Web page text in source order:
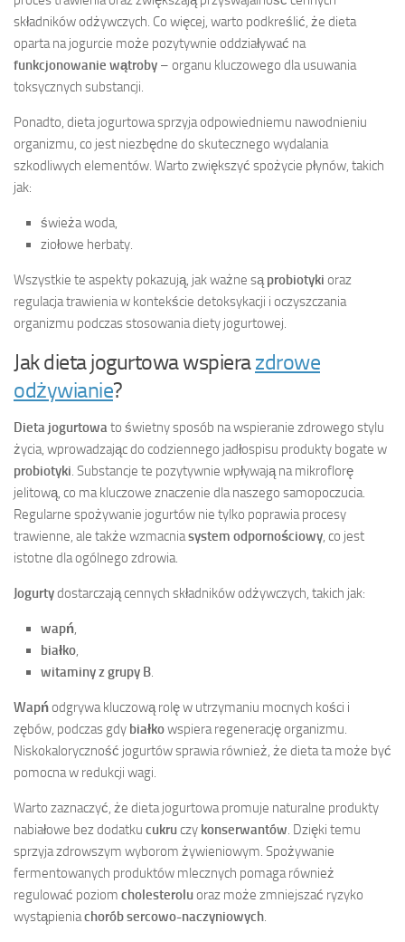
składników odżywczych. Co więcej, warto podkreślić, że dieta
oparta na jogurcie może pozytywnie oddziaływać na
funkcjonowanie wątroby – organu kluczowego dla usuwania
toksycznych substancji.
Ponadto, dieta jogurtowa sprzyja odpowiedniemu nawodnieniu
organizmu, co jest niezbędne do skutecznego wydalania
szkodliwych elementów. Warto zwiększyć spożycie płynów, takich
jak:
świeża woda,
ziołowe herbaty.
Wszystkie te aspekty pokazują, jak ważne są probiotyki oraz
regulacja trawienia w kontekście detoksykacji i oczyszczania
organizmu podczas stosowania diety jogurtowej.
Jak dieta jogurtowa wspierazdrowe
odżywianie?
Dieta jogurtowa to świetny sposób na wspieranie zdrowego stylu
życia, wprowadzając do codziennego jadłospisu produkty bogate w
probiotyki . Substancje te pozytywnie wpływają na mikroflorę
jelitową, co ma kluczowe znaczenie dla naszego samopoczucia.
Regularne spożywanie jogurtów nie tylko poprawia procesy
trawienne, ale także wzmacniasystem odpornościowy , co jest
istotne dla ogólnego zdrowia.
Jogurtydostarczają cennych składników odżywczych, takich jak:
wapń
białko
witaminy z grupy B
Wapńodgrywa kluczową rolę w utrzymaniu mocnych kości i
zębów, podczas gdy białkowspiera regenerację organizmu.
Niskokaloryczność jogurtów sprawia również, że dieta ta może być
pomocna w redukcji wagi.
Warto zaznaczyć, że dieta jogurtowa promuje naturalne produkty
nabiałowe bez dodatku cukruczy konserwantów . Dzięki temu
sprzyja zdrowszym wyborom żywieniowym. Spożywanie
fermentowanych produktów mlecznych pomaga również
regulować poziom cholesteroluoraz może zmniejszać ryzyko
wystąpieniachorób sercowo-naczyniowych